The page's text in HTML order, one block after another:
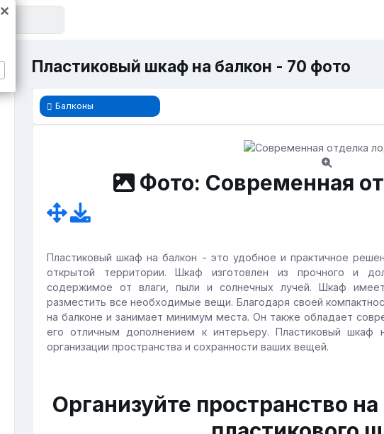
Пластиковый шкаф на балкон - 70 фото
Балконы
Фото: Современная
Пластиковый шкаф на балкон - это удобное и практичное
открытой территории. Шкаф изготовлен из прочного и
содержимое от влаги, пыли и солнечных лучей. Шкаф
разместить все необходимые вещи. Благодаря своей
на балконе и занимает минимум места. Он также обладает
его отличным дополнением к интерьеру. Пластиковый
организации пространства и сохранности ваших вещей.
Организуйте пространство